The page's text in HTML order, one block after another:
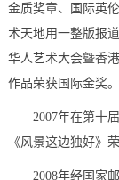
金质奖章、国际英
术天地用一整版报
华人艺术大会曁香
作品荣获国际金奖。
2007年在第十
《风景这边独好》
2008年经国家